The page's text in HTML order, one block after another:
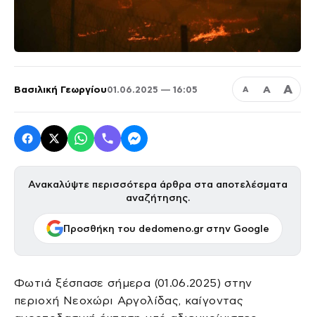
Βασιλική Γεωργίου01.06.2025 — 16:05 Α Α Α
Ανακαλύψτε περισσότερα άρθρα στα αποτελέσματα
αναζήτησης.
Προσθήκη του dedomeno.gr στην Google
Φωτιά ξέσπασε σήμερα (01.06.2025) στην
περιοχή Νεοχώρι Αργολίδας, καίγοντας